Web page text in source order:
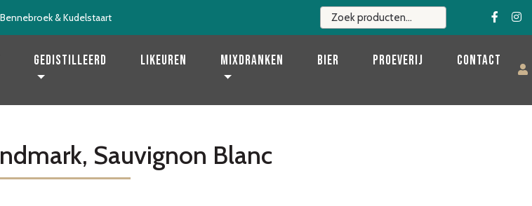
& Kudelstaart
Gedistilleerd Likeuren Mixdranken Bier Proeverij Contact
Sauvignon Blanc